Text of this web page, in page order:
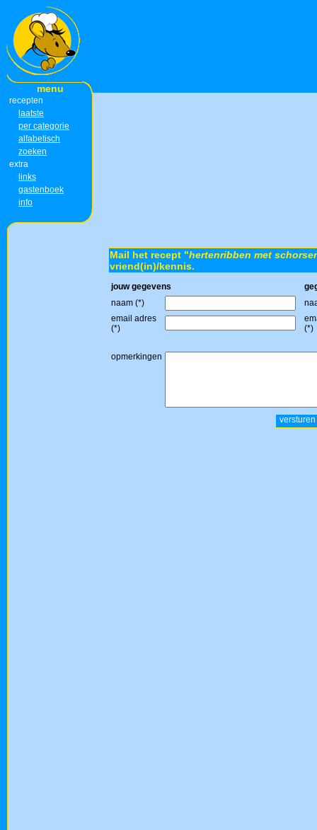
menu
recepten
laatste
per categorie
alfabetisch
zoeken
extra
links
gastenboek
info
Mail het recept "hertenribben met
vriend(in)/kennis.
jouw gegevens
naam (*)
email adres
(*)
(*)
opmerkingen